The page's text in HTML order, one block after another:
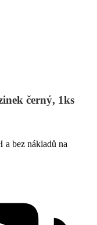
černý, 1ks
bez nákladů na